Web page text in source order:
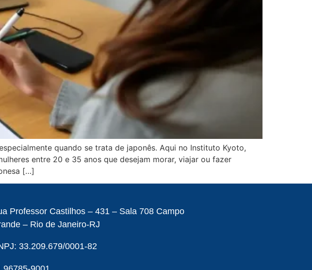
quando se trata de japonês. Aqui no Instituto Kyoto,
entre 20 e 35 anos que desejam morar, viajar ou fazer
[…]
Professor Castilhos – 431 – Sala 708 Campo
– Rio de Janeiro-RJ
33.209.679/0001-82